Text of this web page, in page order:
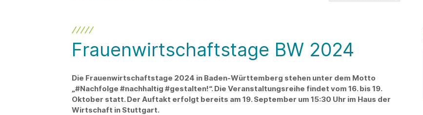
Frauenwirtschaftstage BW 2024
Die Frauenwirtschaftstage 2024 in Baden-Württemberg stehen unter dem Motto
„#Nachfolge #nachhaltig #gestalten!“. Die Veranstaltungsreihe findet vom 16. bis 19.
Oktober statt. Der Auftakt erfolgt bereits am 19. September um 15:30 Uhr im Haus der
Wirtschaft in Stuttgart.